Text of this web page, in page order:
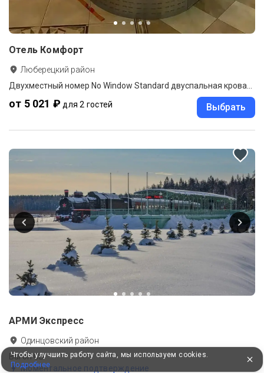
Отель Комфорт
Люберецкий район
Двухместный номер No Window Standard двуспальная кровать
от 5 021 ₽ для 2 гостей Выбрать
АРМИ Экспресс
Одинцовский район
Вагон СВ
Моментальное подтверждение
Чтобы улучшить работу сайта, мы используем cookies.
Подробнее